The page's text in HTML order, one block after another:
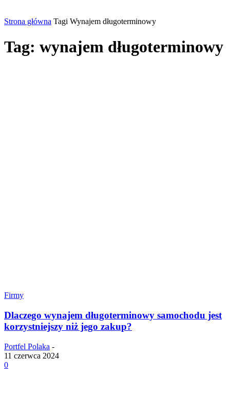
Strona główna Tagi Wynajem długoterminowy
Tag: wynajem długoterminowy
Firmy
Dlaczego wynajem długoterminowy samochodu jest
korzystniejszy niż jego zakup?
Portfel Polaka -
11 czerwca 2024
0